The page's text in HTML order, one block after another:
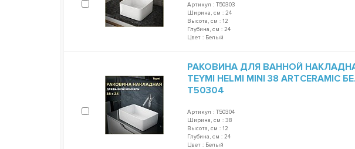
Артикул : T50303
Ширина, см : 24
Высота, см : 12
Глубина, см : 24
Цвет : Белый
РАКОВИНА ДЛЯ ВАННОЙ
TEYMI HELMI MINI 38 ARTCERAMIC
T50304
Артикул : T50304
Ширина, см : 38
Высота, см : 12
Глубина, см : 24
Цвет : Белый